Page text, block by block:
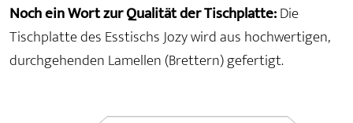
Noch ein Wort zur Qualität der Tischplatte:Die
Tischplatte des Esstischs Jozy wird aus hochwertigen,
durchgehenden Lamellen (Brettern) gefertigt.